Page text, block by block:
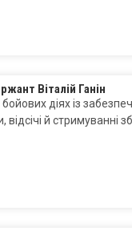
Віталій Ганін
діях із
й стримуванні